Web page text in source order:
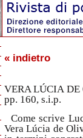
« indietro
VERA LÚCIA
pp. 160, s.i.p.
Come scrive
Vera Lúcia de